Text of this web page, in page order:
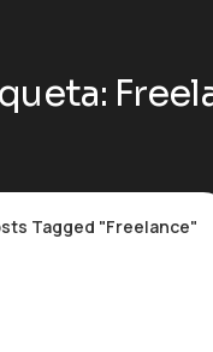
Tagged "Freelance"